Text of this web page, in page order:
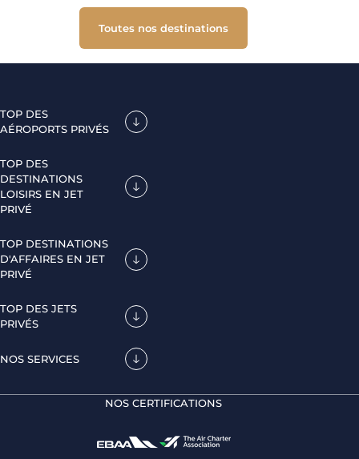
Toutes nos destinations
TOP DES
AÉROPORTS PRIVÉS
TOP DES
DESTINATIONS
LOISIRS EN JET
PRIVÉ
TOP DESTINATIONS
D'AFFAIRES EN JET
PRIVÉ
TOP DES JETS
PRIVÉS
NOS SERVICES
NOS CERTIFICATIONS